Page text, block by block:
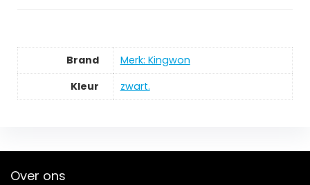
Brand
Merk: Kingwon
Kleur
zwart.
Over ons